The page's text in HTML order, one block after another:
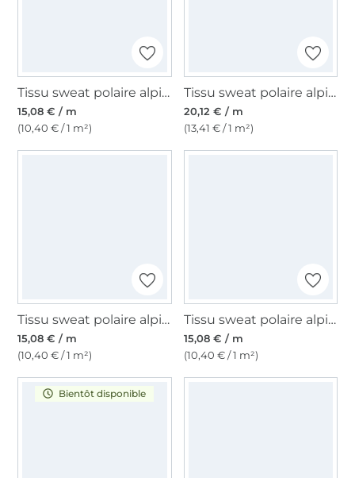
Tissu sweat polaire alpine, taupe
15,08 € / m
(10,40 € / 1 m²)
Tissu sweat polaire alpine Flying Animals, beige
20,12 € / m
(13,41 € / 1 m²)
Tissu sweat polaire alpine, caramel
15,08 € / m
(10,40 € / 1 m²)
Tissu sweat polaire alpine, rose millennial
15,08 € / m
(10,40 € / 1 m²)
Bientôt disponible